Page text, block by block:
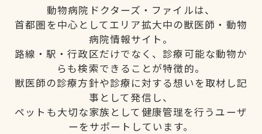
動物病院ドクターズ・ファイルは、
首都圏を中心としてエリア拡大中の獣医師・動物
病院情報サイト。
路線・駅・行政区だけでなく、診療可能な動物か
らも検索できることが特徴的。
獣医師の診療方針や診療に対する想いを取材し記
事として発信し、
ペットも大切な家族として健康管理を行うユーザ
ーをサポートしています。